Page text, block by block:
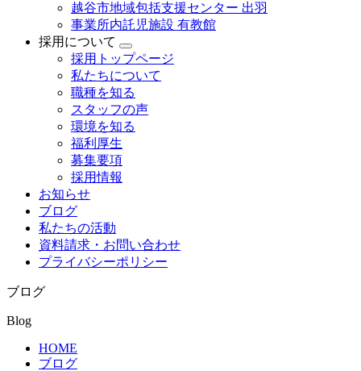
越谷市地域包括支援センター 出羽
事業所内託児施設 有教館
採用について
採用トップページ
私たちについて
職種を知る
スタッフの声
環境を知る
福利厚生
募集要項
採用情報
お知らせ
ブログ
私たちの活動
資料請求・お問い合わせ
プライバシーポリシー
ブログ
Blog
HOME
ブログ